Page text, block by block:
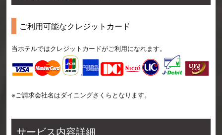
ご利用可能なクレジットカード
当ホテルではクレジットカードがご利用になれます。
※ご請求会社名はダイニングさくらとなります。
サービス内容詳細